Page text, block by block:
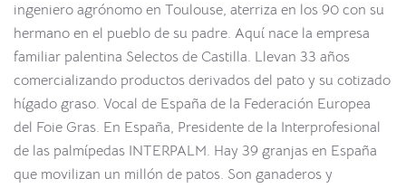
ingeniero agrónomo en Toulouse, aterriza en los 90 con su
hermano en el pueblo de su padre. Aquí nace la empresa
familiar palentina Selectos de Castilla. Llevan 33 años
comercializando productos derivados del pato y su cotizado
hígado graso. Vocal de España de la Federación Europea
del Foie Gras. En España, Presidente de la Interprofesional
de las palmípedas INTERPALM. Hay 39 granjas en España
que movilizan un millón de patos. Son ganaderos y